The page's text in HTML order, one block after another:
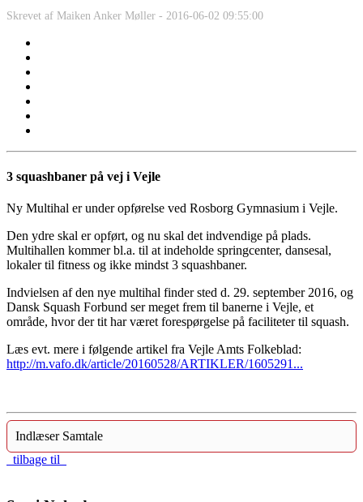
Skrevet af Maiken Anker Møller - 2016-06-02 09:55:00
3 squashbaner på vej i Vejle
Ny Multihal er under opførelse ved Rosborg Gymnasium i Vejle.
Den ydre skal er opført, og nu skal det indvendige på plads.
Multihallen kommer bl.a. til at indeholde springcenter, dansesal,
lokaler til fitness og ikke mindst 3 squashbaner.
Indvielsen af den nye multihal finder sted d. 29. september 2016, og
Dansk Squash Forbund ser meget frem til banerne i Vejle, et
område, hvor der tit har været forespørgelse på faciliteter til squash.
Læs evt. mere i følgende artikel fra Vejle Amts Folkeblad:
http://m.vafo.dk/article/20160528/ARTIKLER/1605291...
Indlæser Samtale
tilbage til